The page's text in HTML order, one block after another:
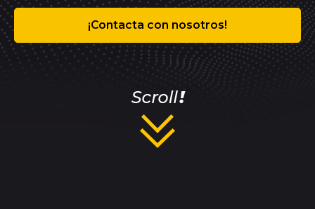
¡Contacta con nosotros!